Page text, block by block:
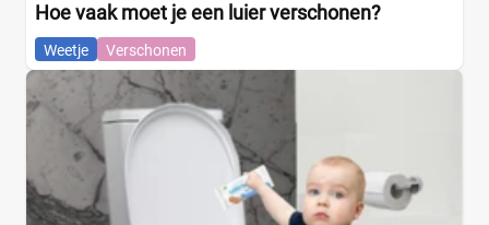
Hoe vaak moet je een luier verschonen?
Weetje Verschonen